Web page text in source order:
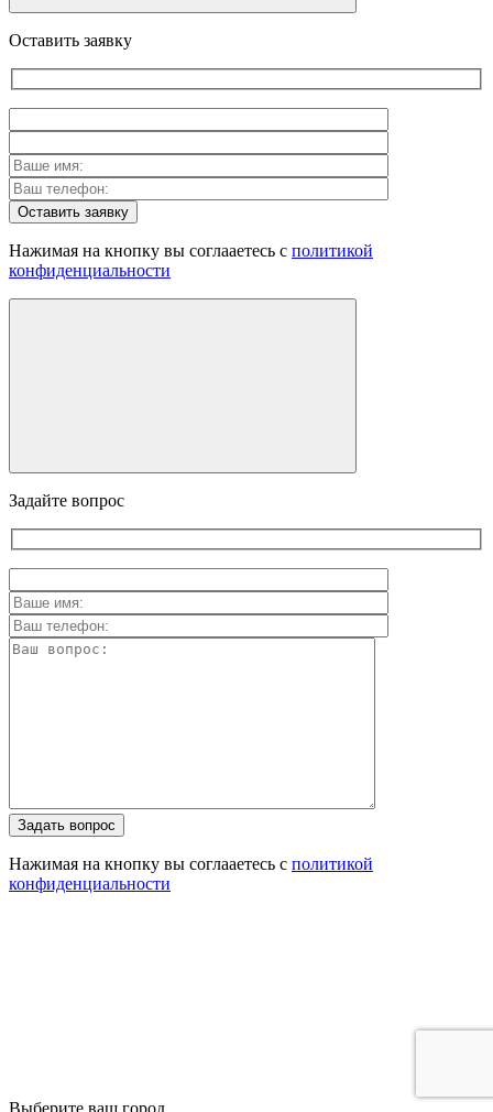
Оставить заявку
Оставить заявку
Нажимая на кнопку вы соглааетесь с политикой
конфиденциальности
Задайте вопрос
Задать вопрос
Нажимая на кнопку вы соглааетесь с политикой
конфиденциальности
Выберите ваш город